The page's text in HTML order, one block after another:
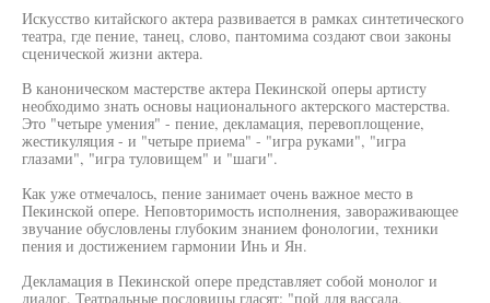
Искусство китайского актера развивается в рамках синтетического
театра, где пение, танец, слово, пантомима создают свои законы
сценической жизни актера.
В каноническом мастерстве актера Пекинской оперы артисту
необходимо знать основы национального актерского мастерства.
Это "четыре умения" - пение, декламация, перевоплощение,
жестикуляция - и "четыре приема" - "игра руками", "игра
глазами", "игра туловищем" и "шаги".
Как уже отмечалось, пение занимает очень важное место в
Пекинской опере. Неповторимость исполнения, завораживающее
звучание обусловлены глубоким знанием фонологии, техники
пения и достижением гармонии Инь и Ян.
Декламация в Пекинской опере представляет собой монолог и
диалог. Театральные пословицы гласят: "пой для вассала,